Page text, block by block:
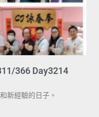
366 Day3214
新經驗的日子。